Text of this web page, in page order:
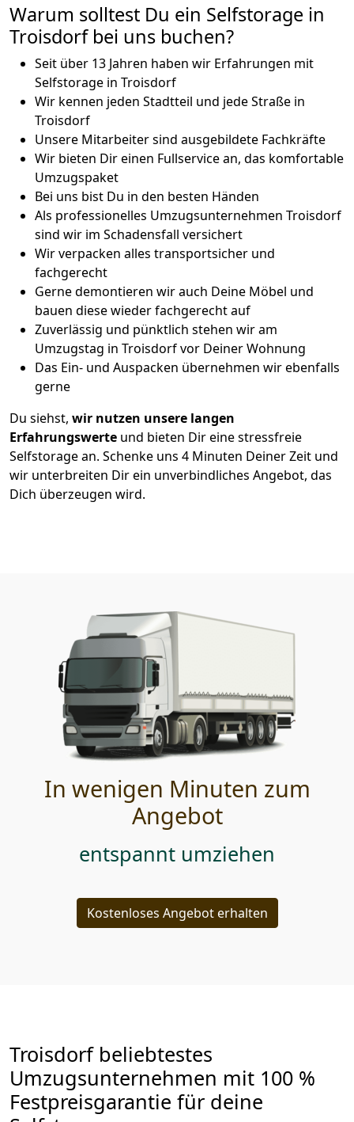
Warum solltest Du ein Selfstorage in
Troisdorf bei uns buchen?
Seit über 13 Jahren haben wir Erfahrungen mit
Selfstorage in Troisdorf
Wir kennen jeden Stadtteil und jede Straße in
Troisdorf
Unsere Mitarbeiter sind ausgebildete Fachkräfte
Wir bieten Dir einen Fullservice an, das komfortable
Umzugspaket
Bei uns bist Du in den besten Händen
Als professionelles Umzugsunternehmen Troisdorf
sind wir im Schadensfall versichert
Wir verpacken alles transportsicher und
fachgerecht
Gerne demontieren wir auch Deine Möbel und
bauen diese wieder fachgerecht auf
Zuverlässig und pünktlich stehen wir am
Umzugstag in Troisdorf vor Deiner Wohnung
Das Ein- und Auspacken übernehmen wir ebenfalls
gerne
Du siehst, wir nutzen unsere langen
Erfahrungswerte und bieten Dir eine stressfreie
Selfstorage an. Schenke uns 4 Minuten Deiner Zeit und
wir unterbreiten Dir ein unverbindliches Angebot, das
Dich überzeugen wird.
In wenigen Minuten zum
Angebot
entspannt umziehen
Kostenloses Angebot erhalten
Troisdorf beliebtestes
Umzugsunternehmen mit 100 %
Festpreisgarantie für deine